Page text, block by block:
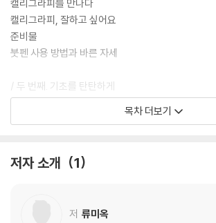
캘리그라피를 만나다
캘리그라피, 잘하고 싶어요
준비물
붓펜 사용 방법과 바른 자세
/ 두 번째. 기초를 탄탄하게
선 연습
겹받침 쓰기
방법 1. 자간을 줄이고, 조사는 작게, 띄어쓰기는 최소
목차 더보기
저자 소개 1
저 류미옥